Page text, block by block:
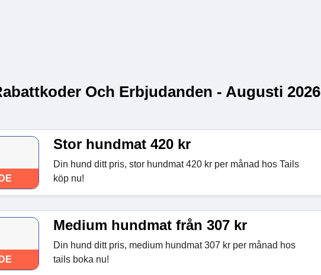
Och Erbjudanden - Augusti 2026
Stor hundmat 420 kr
Din hund ditt pris, stor hundmat 420 kr per månad hos Tails
köp nu!
Medium hundmat från 307 kr
Din hund ditt pris, medium hundmat 307 kr per månad hos
tails boka nu!